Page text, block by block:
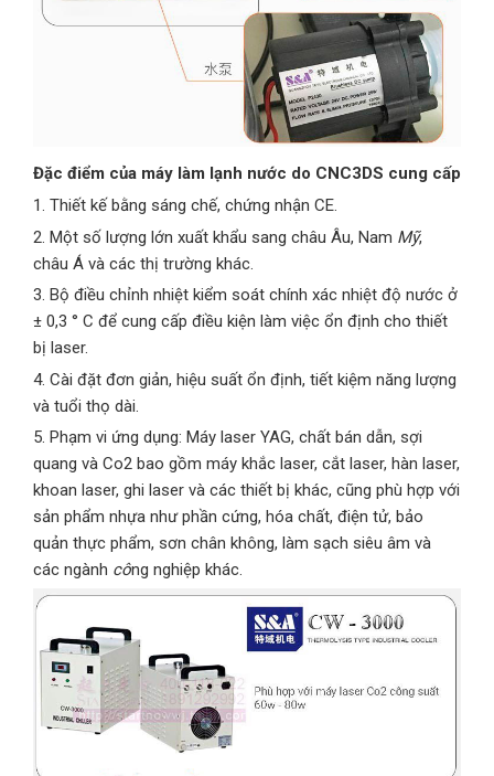
Đặc điểm của máy làm lạnh nước do CNC3DS cung cấp
1. Thiết kế bằng sáng chế, chứng nhận CE.
2. Một số lượng lớn xuất khẩu sang châu Âu, Nam Mỹ,
châu Á và các thị trường khác.
3. Bộ điều chỉnh nhiệt kiểm soát chính xác nhiệt độ nước ở
± 0,3 ° C để cung cấp điều kiện làm việc ổn định cho thiết
bị laser.
4. Cài đặt đơn giản, hiệu suất ổn định, tiết kiệm năng lượng
và tuổi thọ dài.
5. Phạm vi ứng dụng: Máy laser YAG, chất bán dẫn, sợi
quang và Co2 bao gồm máy khắc laser, cắt laser, hàn laser,
khoan laser, ghi laser và các thiết bị khác, cũng phù hợp với
sản phẩm nhựa như phần cứng, hóa chất, điện tử, bảo
quản thực phẩm, sơn chân không, làm sạch siêu âm và
các ngành công nghiệp khác.